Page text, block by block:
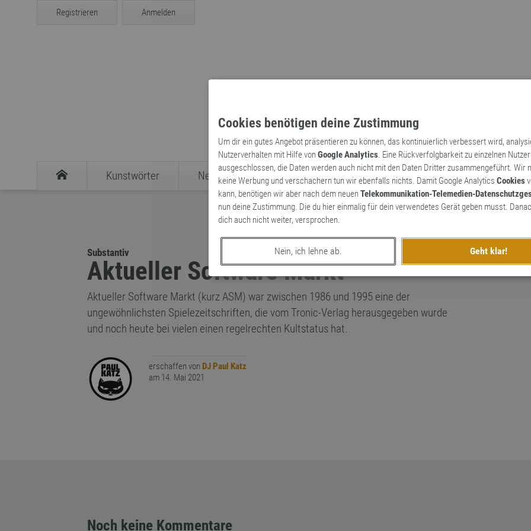
Cookies benötigen deine Zustimmung
Um dir ein gutes Angebot präsentieren zu können, das kontinuierlich verbessert wird,
Nutzerverhalten mit Hilfe vonGoogle Analytics. Eine Rückverfolgbarkeit zu einzelnen
ausgeschlossen, die Daten werden auch nicht mit den Daten Dritter zusammengeführt. Wir
keine Werbung und verschachern tun wir ebenfalls nichts. Damit Google Analytics Cookies
kann, benötigen wir aber nach dem neuenTelekommunikation-Telemedien-
nun deine Zustimmung. Die du hier einmalig für dein verwendetes Gerät geben musst.
dich auch nicht weiter, versprochen.
Nein, ich lehne ab. Geht klar!
Registrieren Anmelden
Kunstwörter Neologismen Archaismen Markennamen
Substantiv
Aktueller Software Markt
Aktueller Software Markt (kurzASM) war zwischen 1986 und 1995 eine der
ungewöhnlichsten Spielezeitschriften, die vom Tronic-Verlag herausgegeben wurde
und noch heute bei vielen einen regelrechten Kultstatus hat.
erschaffen von DJ Paul Katz
am 14. Mai 2021
Noch keine Kommentare